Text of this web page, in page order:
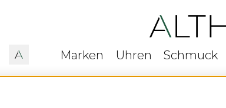
Marken Uhren Schmuck